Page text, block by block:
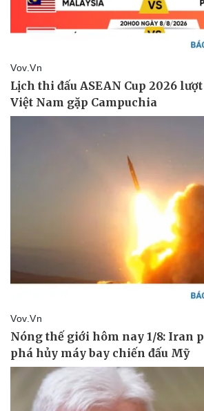
Pháp luật
Vụ án